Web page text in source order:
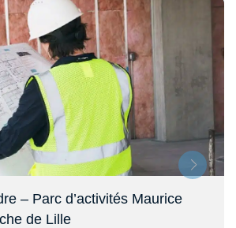
– Parc d’activités Maurice
de Lille